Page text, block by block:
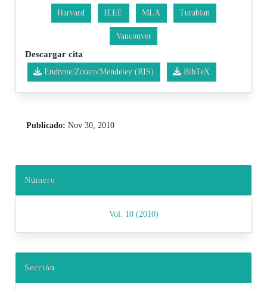
Harvard IEEE MLA Turabian
Vancouver
Descargar cita
Endnote/Zotero/Mendeley (RIS) BibTeX
Publicado: Nov 30, 2010
Número
Vol. 10 (2010)
Sección